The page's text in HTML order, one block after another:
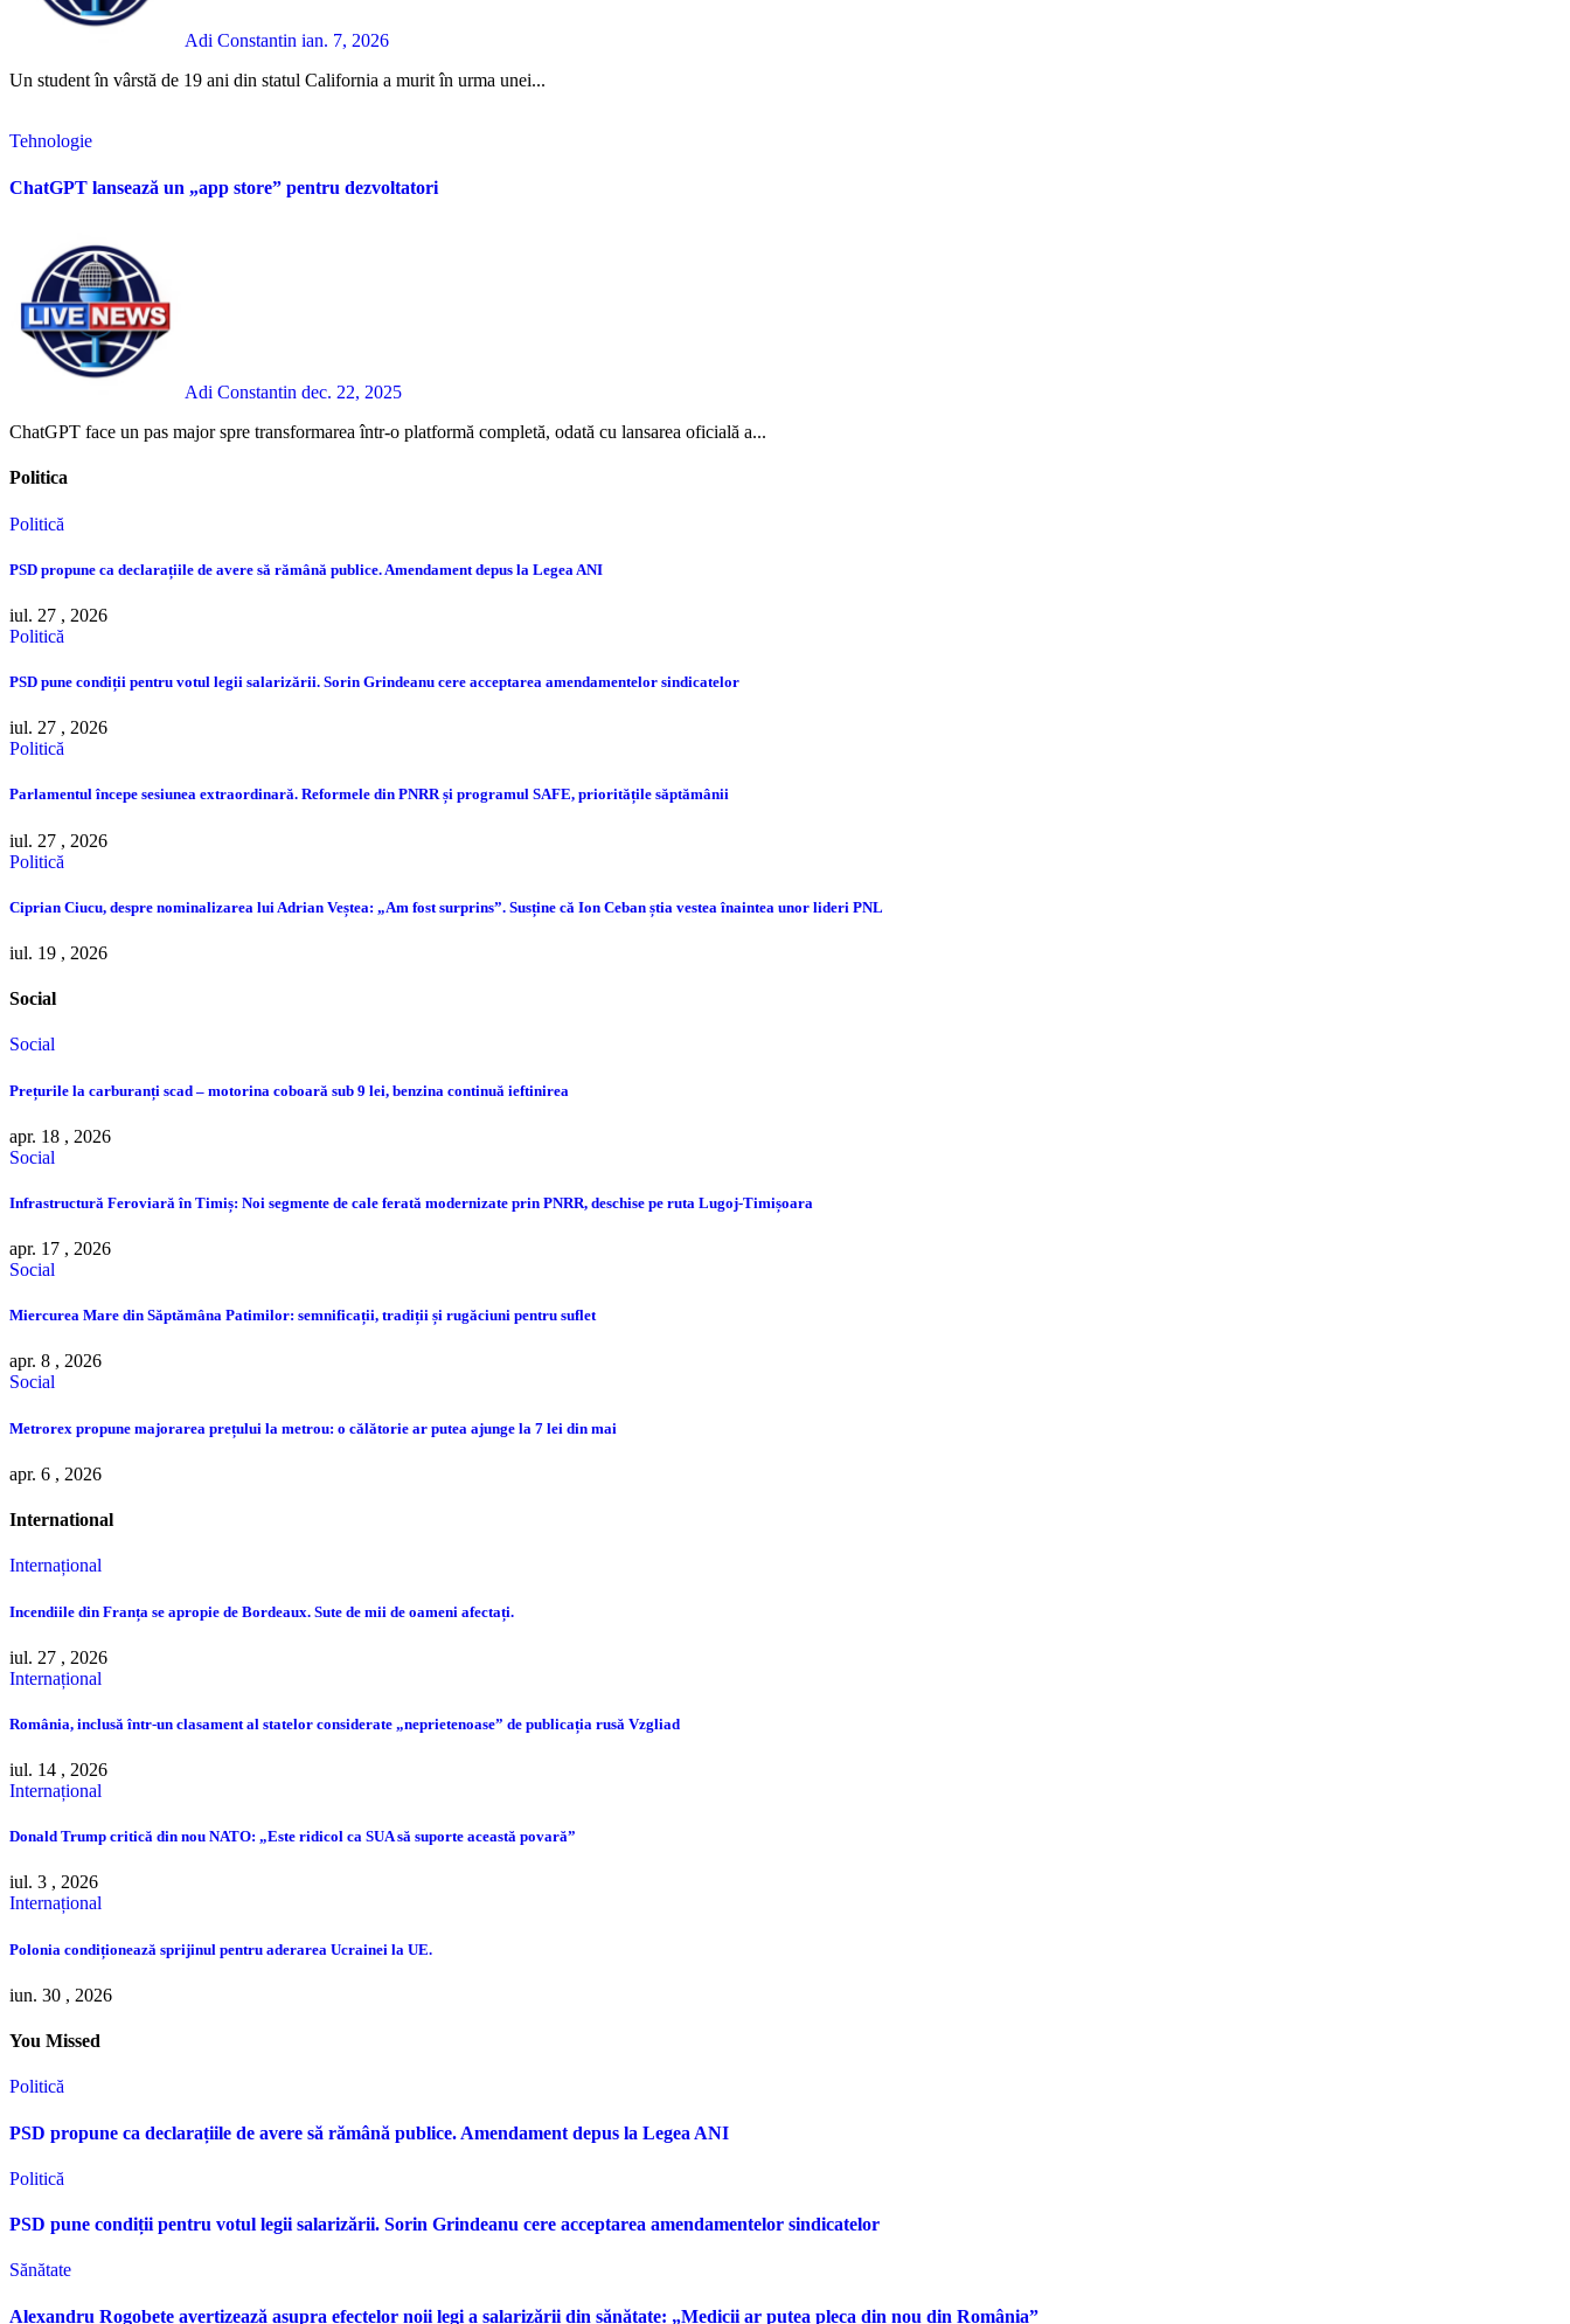
Adi Constantin ian. 7, 2026
Un student în vârstă de 19 ani din statul California a murit în urma unei...
Tehnologie
ChatGPT lansează un „app store” pentru dezvoltatori
Adi Constantin dec. 22, 2025
ChatGPT face un pas major spre transformarea într-o platformă completă, odată cu lansarea oficială a...
Politica
Politică
PSD propune ca declarațiile de avere să rămână publice. Amendament depus la Legea ANI
iul. 27 , 2026
Politică
PSD pune condiții pentru votul legii salarizării. Sorin Grindeanu cere acceptarea amendamentelor sindicatelor
iul. 27 , 2026
Politică
Parlamentul începe sesiunea extraordinară. Reformele din PNRR și programul SAFE, prioritățile săptămânii
iul. 27 , 2026
Politică
Ciprian Ciucu, despre nominalizarea lui Adrian Veștea: „Am fost surprins”. Susține că Ion Ceban știa vestea înaintea unor lideri PNL
iul. 19 , 2026
Social
Social
Prețurile la carburanți scad – motorina coboară sub 9 lei, benzina continuă ieftinirea
apr. 18 , 2026
Social
Infrastructură Feroviară în Timiș: Noi segmente de cale ferată modernizate prin PNRR, deschise pe ruta Lugoj-Timișoara
apr. 17 , 2026
Social
Miercurea Mare din Săptămâna Patimilor: semnificații, tradiții și rugăciuni pentru suflet
apr. 8 , 2026
Social
Metrorex propune majorarea prețului la metrou: o călătorie ar putea ajunge la 7 lei din mai
apr. 6 , 2026
International
Internațional
Incendiile din Franța se apropie de Bordeaux. Sute de mii de oameni afectați.
iul. 27 , 2026
Internațional
România, inclusă într-un clasament al statelor considerate „neprietenoase” de publicația rusă Vzgliad
iul. 14 , 2026
Internațional
Donald Trump critică din nou NATO: „Este ridicol ca SUA să suporte această povară”
iul. 3 , 2026
Internațional
Polonia condiționează sprijinul pentru aderarea Ucrainei la UE.
iun. 30 , 2026
You Missed
Politică
PSD propune ca declarațiile de avere să rămână publice. Amendament depus la Legea ANI
Politică
PSD pune condiții pentru votul legii salarizării. Sorin Grindeanu cere acceptarea amendamentelor sindicatelor
Sănătate
Alexandru Rogobete avertizează asupra efectelor noii legi a salarizării din sănătate: „Medicii ar putea pleca din nou din România”